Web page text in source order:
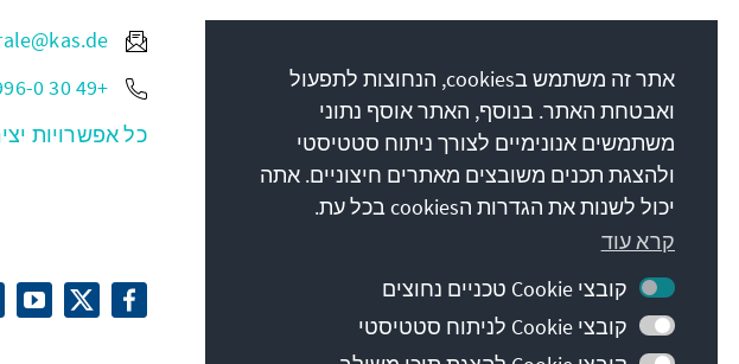
national und international durch politische
Bildung für Frieden, Freiheit und
Gerechtigkeit ein. Wir fördern und bewahren
freiheitliche Demokratie, die Soziale
Marktwirtschaft und die Entwicklung und
Festigung des Wertekonsenses.
המשימה שלנו
+49 30 26996-0
כל אפשרויות
אתר זה משתמש בcookies, הנחוצות לתפעול
ואבטחת האתר. בנוסף, האתר אוסף נתוני
משתמשים אנונימיים לצורך ניתוח סטטיסטי
ולהצגת תכנים משובצים מאתרים חיצוניים. אתה
יכול לשנות את הגדרות הcookies בכל עת.
קרא עוד
קובצי Cookie טכניים נחוצים
קובצי Cookie לניתוח סטטיסטי